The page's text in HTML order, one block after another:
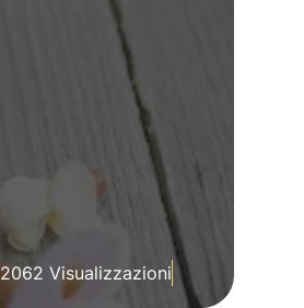
2062 Visualizzazioni